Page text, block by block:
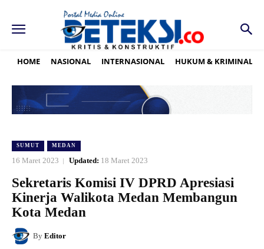
HOME NASIONAL INTERNASIONAL HUKUM & KRIMINAL
SUMUT MEDAN
16 Maret 2023 Updated: 18 Maret 2023
Sekretaris Komisi IV DPRD Apresiasi
Kinerja Walikota Medan Membangun
Kota Medan
By Editor